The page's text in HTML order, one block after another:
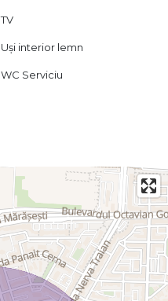
TV
Uși interior lemn
WC Serviciu